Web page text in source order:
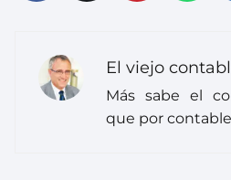
El viejo
Más sabe el
que por contable